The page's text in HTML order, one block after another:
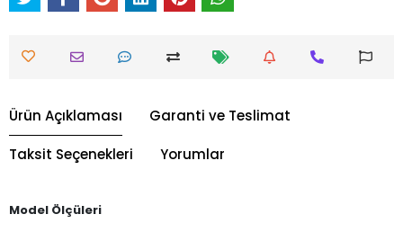
Ürün Açıklaması Garanti ve Teslimat
Taksit Seçenekleri Yorumlar
Model Ölçüleri